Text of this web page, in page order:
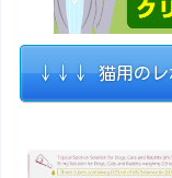
↓↓↓ 猫用のレ